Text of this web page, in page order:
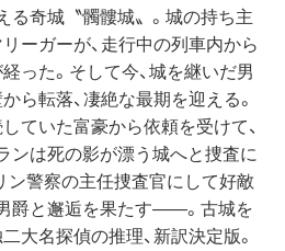
る奇城〝髑髏城〟。城の持ち主
ーガーが、走行中の列車内から
った。そして今、城を継いだ男
ら転落、凄絶な最期を迎える。
ていた富豪から依頼を受けて、
ンは死の影が漂う城へと捜査に
ン警察の主任捜査官にして好敵
爵と邂逅を果たす――。古城を
大名探偵の推理、新訳決定版。